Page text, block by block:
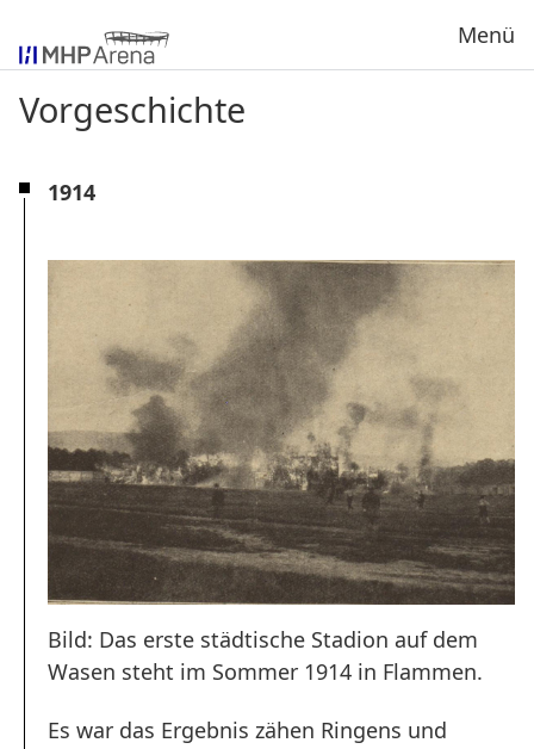
Menü
Vorgeschichte
1914
Bild: Das erste städtische Stadion auf dem
Wasen steht im Sommer 1914 in Flammen.
Es war das Ergebnis zähen Ringens und